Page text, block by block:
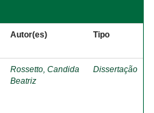
Autor(es) Tipo
Rossetto, Candida
Beatriz
Dissertação